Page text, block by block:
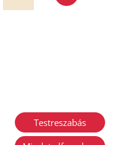
Testreszabás